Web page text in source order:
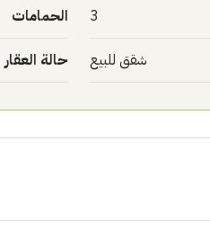
3 الحمامات
شقق للبيع حالة العقار